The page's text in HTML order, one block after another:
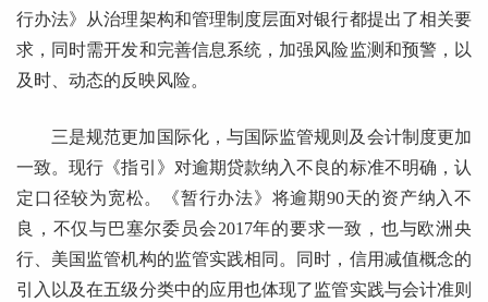
行办法》从治理架构和管理制度层面对银行都提出了相关要
求，同时需开发和完善信息系统，加强风险监测和预警，以
及时、动态的反映风险。
三是规范更加国际化，与国际监管规则及会计制度更加
一致。现行《指引》对逾期贷款纳入不良的标准不明确，认
定口径较为宽松。《暂行办法》将逾期90天的资产纳入不
良，不仅与巴塞尔委员会2017年的要求一致，也与欧洲央
行、美国监管机构的监管实践相同。同时，信用减值概念的
引入以及在五级分类中的应用也体现了监管实践与会计准则